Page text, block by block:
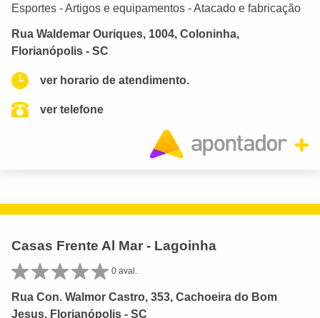
Esportes - Artigos e equipamentos - Atacado e fabricação
Rua Waldemar Ouriques, 1004, Coloninha,
Florianópolis - SC
ver horario de atendimento.
ver telefone
Casas Frente Al Mar - Lagoinha
0 aval.
Rua Con. Walmor Castro, 353, Cachoeira do Bom
Jesus, Florianópolis - SC